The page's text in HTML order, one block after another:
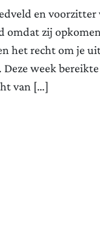
en voorzitter
zij
het recht om je
week
van […]